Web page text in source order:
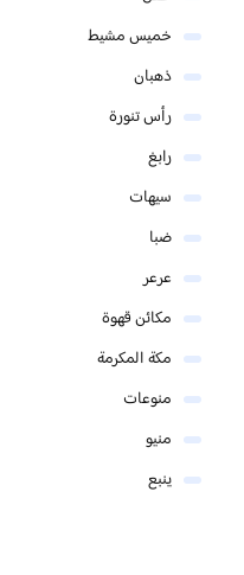
خميس مشيط
ذهبان
رأس تنورة
رابغ
سيهات
ضبا
عرعر
مكائن قهوة
مكة المكرمة
منوعات
منيو
ينبع